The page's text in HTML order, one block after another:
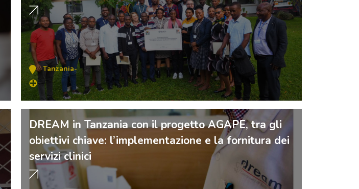
Tanzania-
DREAM in Tanzania con il progetto AGAPE, tra gli
obiettivi chiave: l’implementazione e la fornitura dei
servizi clinici